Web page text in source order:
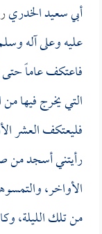
أبي سعيد الخدري
عليه وعلى آله
فاعتكف عاماً
التي يخرج فيها
فليعتكف العشر
رأيتني أسجد من
الأواخر،
من تلك الليلة،